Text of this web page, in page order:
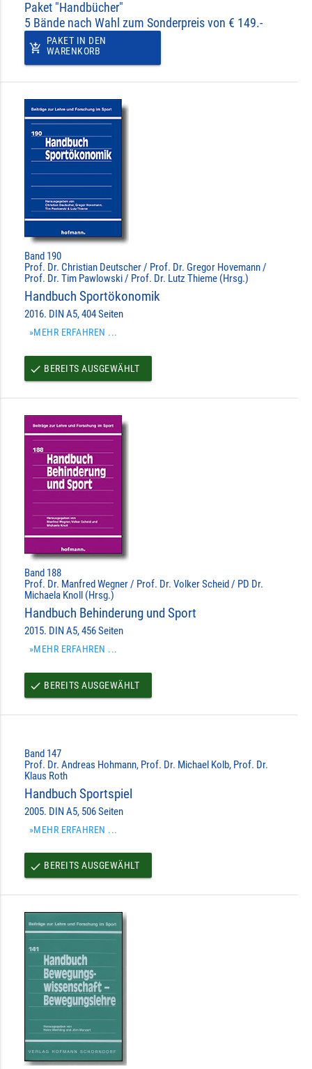
Paket "Handbücher"
5 Bände nach Wahl zum Sonderpreis von € 149.-
add_shopping_cart
PAKET IN DEN
WARENKORB
Band 190
Prof. Dr. Christian Deutscher / Prof. Dr. Gregor Hovemann /
Prof. Dr. Tim Pawlowski / Prof. Dr. Lutz Thieme (Hrsg.)
Handbuch Sportökonomik
2016. DIN A5, 404 Seiten
»MEHR ERFAHREN ...
done BEREITS AUSGEWÄHLT
Band 188
Prof. Dr. Manfred Wegner / Prof. Dr. Volker Scheid / PD Dr.
Michaela Knoll (Hrsg.)
Handbuch Behinderung und Sport
2015. DIN A5, 456 Seiten
»MEHR ERFAHREN ...
done BEREITS AUSGEWÄHLT
Band 147
Prof. Dr. Andreas Hohmann, Prof. Dr. Michael Kolb, Prof. Dr.
Klaus Roth
Handbuch Sportspiel
2005. DIN A5, 506 Seiten
»MEHR ERFAHREN ...
done BEREITS AUSGEWÄHLT